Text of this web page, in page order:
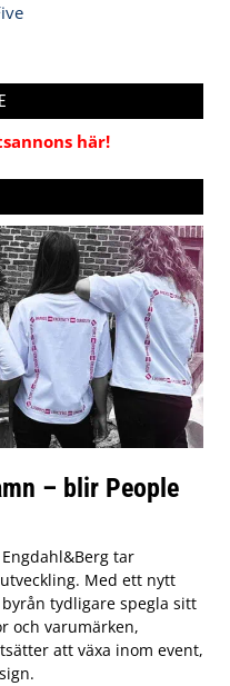
här!
– blir People
tar
Med ett nytt
tydligare spegla sitt
och varumärken,
att växa inom event,